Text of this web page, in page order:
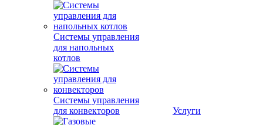
Системы управления
для напольных
котлов
Системы управления
для конвекторов
Услуги